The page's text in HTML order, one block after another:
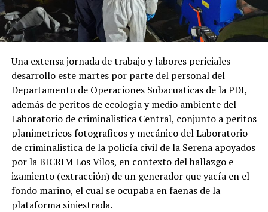
Una extensa jornada de trabajo y labores periciales
desarrollo este martes por parte del personal del
Departamento de Operaciones Subacuaticas de la PDI,
además de peritos de ecología y medio ambiente del
Laboratorio de criminalistica Central, conjunto a peritos
planimetricos fotograficos y mecánico del Laboratorio
de criminalistica de la policía civil de la Serena apoyados
por la BICRIM Los Vilos, en contexto del hallazgo e
izamiento (extracción) de un generador que yacía en el
fondo marino, el cual se ocupaba en faenas de la
plataforma siniestrada.